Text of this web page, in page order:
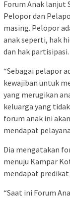
Forum Anak lanjut
Pelopor dan
masing. Pelopor
anak seperti, hak
dan hak partisipasi.
“Sebagai pelapor
kewajiban untuk
yang merugikan
keluarga yang
forum anak ini
mendapat
Dia mengatakan
menuju Kampar
mendapat predikat
“Saat ini Forum